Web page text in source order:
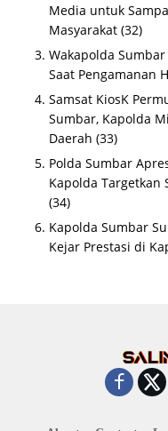
Media untuk
Masyarakat (32)
Wakapolda
Saat Pengamanan
Samsat KiosK
Sumbar, Kapolda
Daerah (33)
Polda Sumbar
Kapolda Targetkan
(34)
Kapolda Sumbar
Kejar Prestasi di